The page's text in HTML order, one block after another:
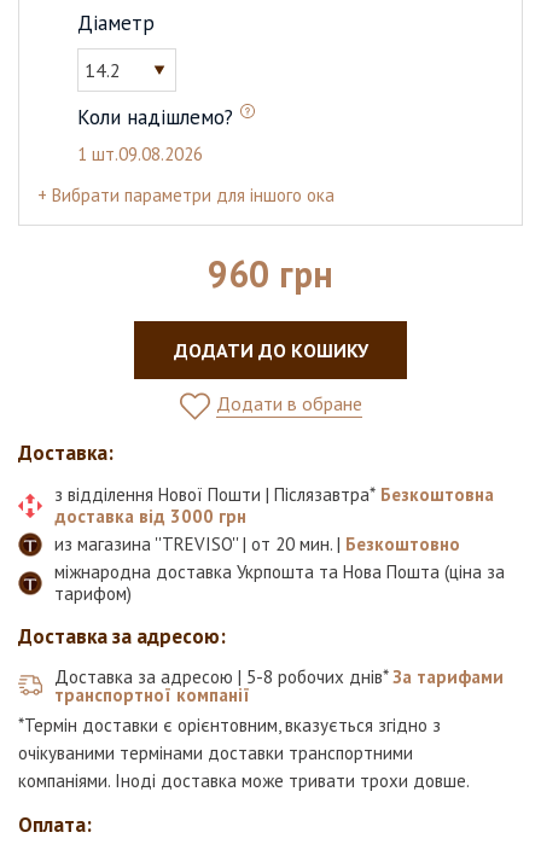
Діаметр
14.2
Коли надішлемо?
1 шт.09.08.2026
+ Вибрати параметри для іншого ока
Доставка:
з відділення Нової Пошти | Післязавтра* Безкоштовна
доставка від 3000 грн
из магазина ''TREVISO'' | от 20 мин. | Безкоштовно
міжнародна доставка Укрпошта та Нова Пошта (ціна за
тарифом)
Доставка за адресою:
Доставка за адресою | 5-8 робочих днів*За тарифами
транспортної компанії
*Термін доставки є орієнтовним, вказується згідно з
очікуваними термінами доставки транспортними
компаніями. Іноді доставка може тривати трохи довше.
Оплата:
960 грн
ДОДАТИ ДО КОШИКУ
Додати в обране